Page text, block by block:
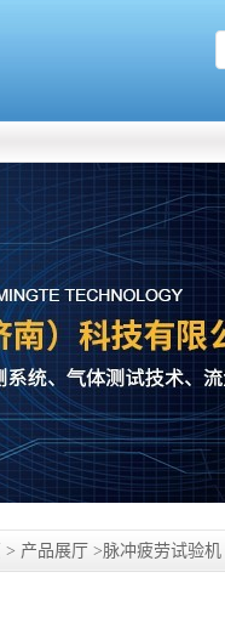
> 产品展厅 >脉冲疲劳试验机